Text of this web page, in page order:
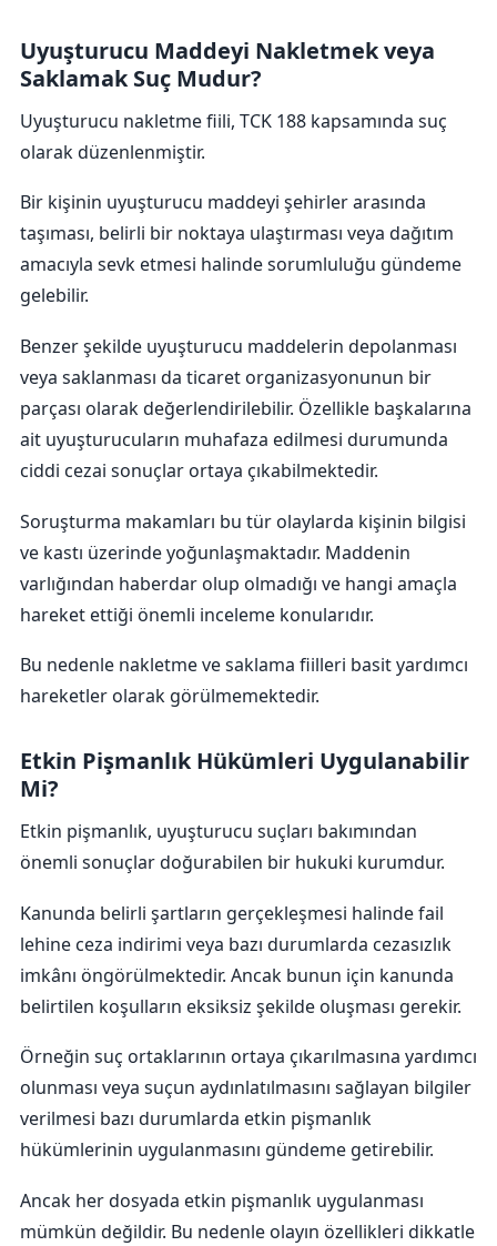
Uyuşturucu Maddeyi Nakletmek veya
Saklamak Suç Mudur?
Uyuşturucu nakletme fiili, TCK 188 kapsamında suç
olarak düzenlenmiştir.
Bir kişinin uyuşturucu maddeyi şehirler arasında
taşıması, belirli bir noktaya ulaştırması veya dağıtım
amacıyla sevk etmesi halinde sorumluluğu gündeme
gelebilir.
Benzer şekilde uyuşturucu maddelerin depolanması
veya saklanması da ticaret organizasyonunun bir
parçası olarak değerlendirilebilir. Özellikle başkalarına
ait uyuşturucuların muhafaza edilmesi durumunda
ciddi cezai sonuçlar ortaya çıkabilmektedir.
Soruşturma makamları bu tür olaylarda kişinin bilgisi
ve kastı üzerinde yoğunlaşmaktadır. Maddenin
varlığından haberdar olup olmadığı ve hangi amaçla
hareket ettiği önemli inceleme konularıdır.
Bu nedenle nakletme ve saklama fiilleri basit yardımcı
hareketler olarak görülmemektedir.
Etkin Pişmanlık Hükümleri Uygulanabilir
Mi?
Etkin pişmanlık, uyuşturucu suçları bakımından
önemli sonuçlar doğurabilen bir hukuki kurumdur.
Kanunda belirli şartların gerçekleşmesi halinde fail
lehine ceza indirimi veya bazı durumlarda cezasızlık
imkânı öngörülmektedir. Ancak bunun için kanunda
belirtilen koşulların eksiksiz şekilde oluşması gerekir.
Örneğin suç ortaklarının ortaya çıkarılmasına yardımcı
olunması veya suçun aydınlatılmasını sağlayan bilgiler
verilmesi bazı durumlarda etkin pişmanlık
hükümlerinin uygulanmasını gündeme getirebilir.
Ancak her dosyada etkin pişmanlık uygulanması
mümkün değildir. Bu nedenle olayın özellikleri dikkatle